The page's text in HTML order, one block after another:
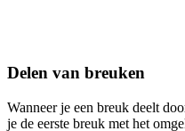
Delen van breuken
Wanneer je een breuk deelt
je de eerste breuk met het